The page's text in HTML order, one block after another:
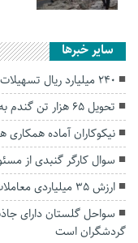
سایر خبرها
۲۴۰ میلیارد ریال تسهیلات پرواربندی به عشایر گلستان پرداخت شد
تحویل ۶۵ هزار تن گندم به مراکز خرید در گنبدکاووس
نیکوکاران آماده
سوال کارگر گنبدی از
ارزش ۳۵ میلیاردی معاملات در دومین میدان بزرگ دام کشور
سواحل گلستان دارای
گردشگران است